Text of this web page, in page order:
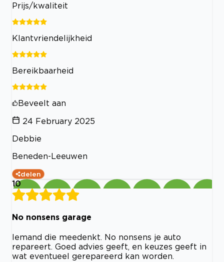
Prijs/kwaliteit
Klantvriendelijkheid
Bereikbaarheid
Beveelt aan
24 February 2025
Debbie
Beneden-Leeuwen
delen
10
No nonsens garage
Iemand die meedenkt. No nonsens je auto
repareert. Goed advies geeft, en keuzes geeft in
wat eventueel gerepareerd kan worden.